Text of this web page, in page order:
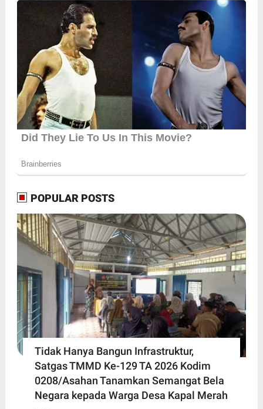
POPULAR POSTS
Tidak Hanya Bangun Infrastruktur,
Satgas TMMD Ke-129 TA 2026 Kodim
0208/Asahan Tanamkan Semangat Bela
Negara kepada Warga Desa Kapal Merah